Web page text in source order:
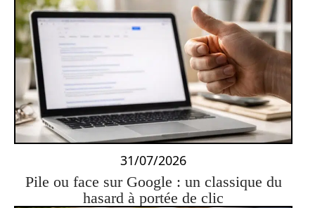
31/07/2026
Pile ou face sur Google : un classique du
hasard à portée de clic